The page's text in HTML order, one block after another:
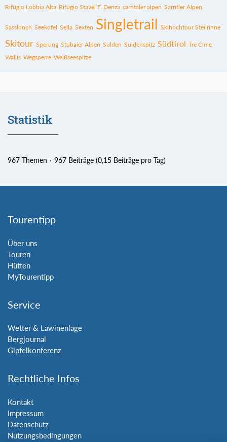
Rifugio Lobbia Alta Rifugio Stavel F. Denza sarntaler alpen Sarntler Alpen
Sasslonch Seekofel Sella Sexten Singletrail Skihochtour Steilrinne
Skitour Sperung Stubaier Alpen Sulden Suldenspitz Südtirol Tre Cime
Wallis Wegsperre Weißseespitze
Statistik
967 Themen 967 Beiträge (0,15 Beiträge pro Tag)
Tourentipp
Über uns
Touren
Hütten
MyTourentipp
Service
Wetter & Lawinenlage
Bergjournal
Gipfelkonferenz
Rechtliche Infos
Kontakt
Impressum
Datenschutz
Nutzungsbedingungen